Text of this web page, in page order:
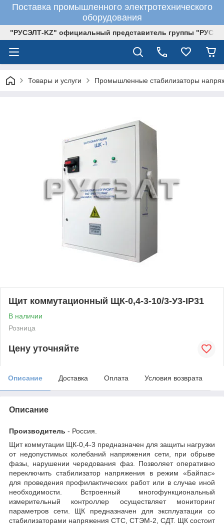
Поставка промышленного электротехнического
оборудования
"РУСЭЛТ-KZ" официальный представитель группы
Товары и услуги Промышленные стабилизаторы
Щит коммутационный ЩК-0,4-3-10/3-У3-IP31
В наличии
Розница
Цену уточняйте
Описание Доставка Оплата Условия возврата
Описание
Производитель - Россия.
Щит коммутации ЩК-0,4-3 предназначен для защиты нагрузки
от недопустимых колебаний напряжения сети, при обрыве
фазы, нарушении чередования фаз. Позволяет оперативно
переключить стабилизатор напряжения в режим «Байпас»
для проведения профилактических работ или в случае иной
необходимости. Встроенный многофункциональный
измерительный контроллер осуществляет мониторинг
параметров сети. ЩК предназначен для эксплуатации со
стабилизаторами напряжения СТС, СТЭМ-2, СДТ. ЩК состоит